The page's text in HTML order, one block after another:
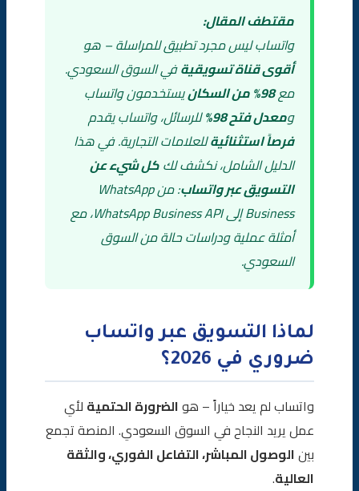
مقتطف المقال:
واتساب ليس مجرد تطبيق للمراسلة – هو
أقوى قناة تسويقيةفي السوق السعودي.
مع98% من السكان
يستخدمون واتساب
ومعدل فتح 98%
للرسائل، واتساب يقدم
فرصاً استثنائيةللعلامات التجارية. في هذا
الدليل الشامل، نكشف لككل شيء عن
التسويق عبر واتساب
: من WhatsApp
Business إلى WhatsApp Business API، مع
أمثلة عملية ودراسات حالة من السوق
السعودي.
لماذا التسويق عبر واتساب
ضروري في 2026؟
واتساب لم يعد خياراً – هوالضرورة الحتمية لأي
عمل يريد النجاح في السوق السعودي. المنصة تجمع
بينالوصول المباشر، التفاعل الفوري، والثقة
العالية.